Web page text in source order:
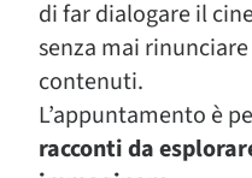
di far dialogare il
senza mai
contenuti.
L’appuntamento è
racconti da